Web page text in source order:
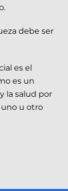
debe ser
es el
es un
la salud por
uno u otro